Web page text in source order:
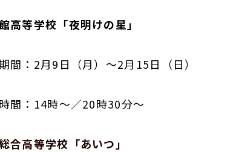
高等学校「夜明けの星」
間：2月9日（月）～2月15日（日）
間：14時～／20時30分～
合高等学校「あいつ」